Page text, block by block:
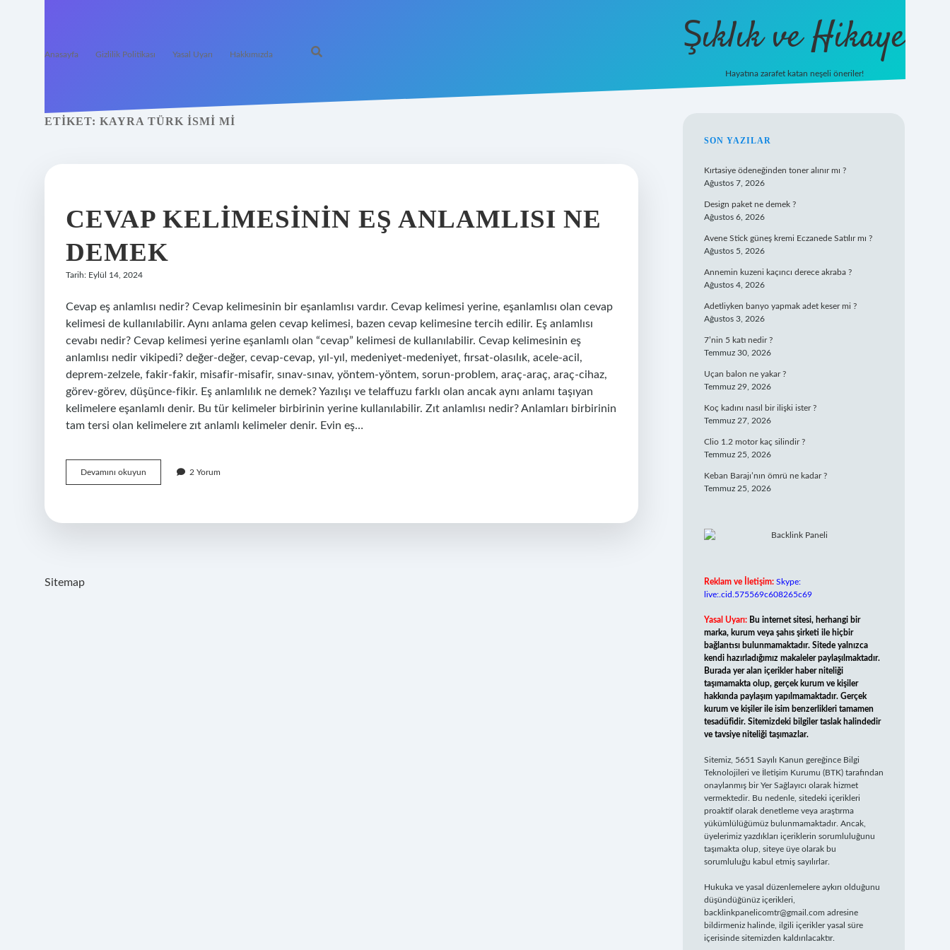
Anasayfa Gizlilik Politikası Yasal Uyarı Hakkımızda Şıklık ve Hikaye
Hayatına zarafet katan neşeli öneriler!
ETIKET: KAYRA TÜRK ISMI MI
CEVAP KELIMESININ EŞ ANLAMLISI NE
DEMEK
Tarih: Eylül 14, 2024
Cevap eş anlamlısı nedir? Cevap kelimesinin bir eşanlamlısı vardır. Cevap kelimesi yerine, eşanlamlısı olan cevap
kelimesi de kullanılabilir. Aynı anlama gelen cevap kelimesi, bazen cevap kelimesine tercih edilir. Eş anlamlısı
cevabı nedir? Cevap kelimesi yerine eşanlamlı olan “cevap” kelimesi de kullanılabilir. Cevap kelimesinin eş
anlamlısı nedir vikipedi? değer-değer, cevap-cevap, yıl-yıl, medeniyet-medeniyet, fırsat-olasılık, acele-acil,
deprem-zelzele, fakir-fakir, misafir-misafir, sınav-sınav, yöntem-yöntem, sorun-problem, araç-araç, araç-cihaz,
görev-görev, düşünce-fikir. Eş anlamlılık ne demek? Yazılışı ve telaffuzu farklı olan ancak aynı anlamı taşıyan
kelimelere eşanlamlı denir. Bu tür kelimeler birbirinin yerine kullanılabilir. Zıt anlamlısı nedir? Anlamları birbirinin
tam tersi olan kelimelere zıt anlamlı kelimeler denir. Evin eş…
Devamını okuyun
Kelimesinin
Ne
2 Yorum
Sitemap
SIDEBAR
SON YAZILAR
Kırtasiye ödeneğinden toner alınır mı ?
Ağustos 7, 2026
Design paket ne demek ?
Ağustos 6, 2026
Avene Stick güneş kremi Eczanede Satılır mı ?
Ağustos 5, 2026
Annemin kuzeni kaçıncı derece akraba ?
Ağustos 4, 2026
Adetliyken banyo yapmak adet keser mi ?
Ağustos 3, 2026
7’nin 5 katı nedir ?
Temmuz 30, 2026
Uçan balon ne yakar ?
Temmuz 29, 2026
Koç kadını nasıl bir ilişki ister ?
Temmuz 27, 2026
Clio 1.2 motor kaç silindir ?
Temmuz 25, 2026
Keban Barajı’nın ömrü ne kadar ?
Temmuz 25, 2026
Reklam ve İletişim: Skype:
live:.cid.575569c608265c69
Yasal Uyarı: Bu internet sitesi, herhangi bir
marka, kurum veya şahıs şirketi ile hiçbir
bağlantısı bulunmamaktadır. Sitede yalnızca
kendi hazırladığımız makaleler paylaşılmaktadır.
Burada yer alan içerikler haber niteliği
taşımamakta olup, gerçek kurum ve kişiler
hakkında paylaşım yapılmamaktadır. Gerçek
kurum ve kişiler ile isim benzerlikleri tamamen
tesadüfidir. Sitemizdeki bilgiler taslak halindedir
ve tavsiye niteliği taşımazlar.
Sitemiz, 5651 Sayılı Kanun gereğince Bilgi
Teknolojileri ve İletişim Kurumu (BTK) tarafından
onaylanmış bir Yer Sağlayıcı olarak hizmet
vermektedir. Bu nedenle, sitedeki içerikleri
proaktif olarak denetleme veya araştırma
yükümlülüğümüz bulunmamaktadır. Ancak,
üyelerimiz yazdıkları içeriklerin sorumluluğunu
taşımakta olup, siteye üye olarak bu
sorumluluğu kabul etmiş sayılırlar.
Hukuka ve yasal düzenlemelere aykırı olduğunu
düşündüğünüz içerikleri,
backlinkpanelicomtr@gmail.com adresine
bildirmeniz halinde, ilgili içerikler yasal süre
içerisinde sitemizden kaldırılacaktır.